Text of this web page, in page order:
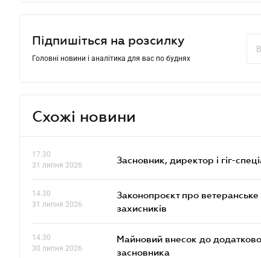
Підпишіться на розсилку
Головні новини і аналітика для вас по буднях
Схожі новини
17.30
31 липня 2026
Засновник, директор і гіг-
14.30
31 липня 2026
Законопроєкт про
захисників
14.30
30 липня 2026
Майновий внесок до
засновника